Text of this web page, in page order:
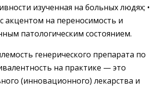
изученная на больных людях; •
акцентом на переносимость и
патологическим состоянием.
генерического препарата по
на практике — это
(инновационного) лекарства и